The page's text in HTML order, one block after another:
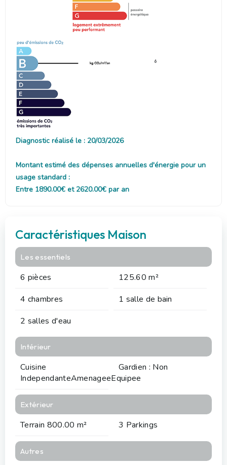
6
Diagnostic réalisé le : 20/03/2026
Montant estimé des dépenses annuelles d'énergie pour un
usage standard :
Entre 1890.00€ et 2620.00€ par an
Caractéristiques Maison
Les essentiels
6 pièces
125.60 m²
4 chambres
1 salle de bain
2 salles d'eau
Intérieur
Cuisine
IndependanteAmenageeEquipee
Gardien : Non
Extérieur
Terrain 800.00 m² 3 Parkings
Autres